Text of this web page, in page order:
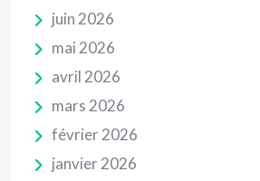
juin 2026
mai 2026
avril 2026
mars 2026
février 2026
janvier 2026